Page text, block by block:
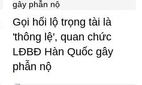
Gọi hối lộ trọng tài là
'thông lệ', quan chức
LĐBĐ Hàn Quốc gây
phẫn nộ